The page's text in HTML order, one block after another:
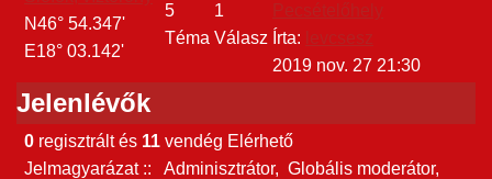
N46° 54.347'
E18° 03.142'
5
Téma
1
Válasz Írta:
2019 nov. 27 21:30
Jelenlévők
0 regisztrált és 11 vendég Elérhető
Jelmagyarázat ::
Adminisztrátor, Globális moderátor,